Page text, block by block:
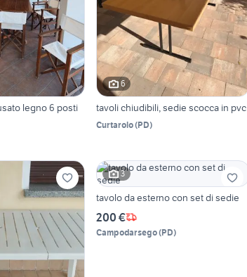
legno 6 posti
6
tavoli chiudibili, sedie scocca in pvc
Curtarolo(PD)
3
tavolo da esterno con set di sedie
200 €
Campodarsego(PD)